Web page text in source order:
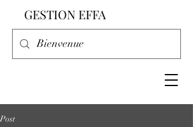
GESTION EFFA
Post